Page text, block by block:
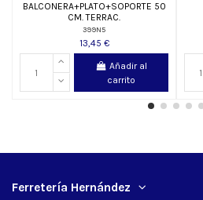
BALCONERA+PLATO+SOPORTE 50
CM. TERRAC.
399N5
13,45 €
Añadir al
carrito
Ferretería Hernández